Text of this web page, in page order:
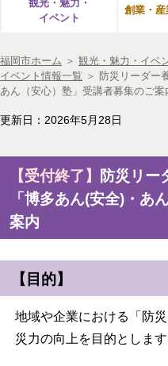
観光・魅力・
イベント
創業・産
福岡市ホーム ＞ 観光・魅力・イベ
イベント情報一覧 ＞ 防災リーダー
あん（安心）塾」受講者募集のご案
更新日：2026年5月28日
【受付終了】
防災リー
「博多あん(安全)・あ
案内
【目的】
地域や企業における「防
災力の向上を目的とします